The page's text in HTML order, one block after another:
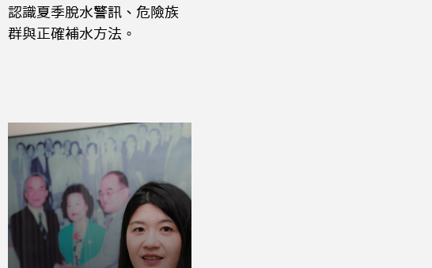
認識夏季脫水警訊、危險族
群與正確補水方法。